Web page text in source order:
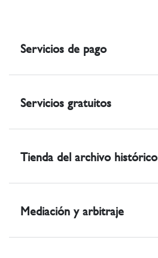
Servicios de pago
Servicios gratuitos
Tienda del archivo histórico
Mediación y arbitraje